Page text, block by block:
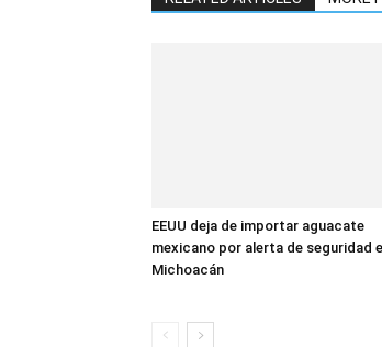
EEUU deja de importar aguacate
mexicano por alerta de seguridad
Michoacán